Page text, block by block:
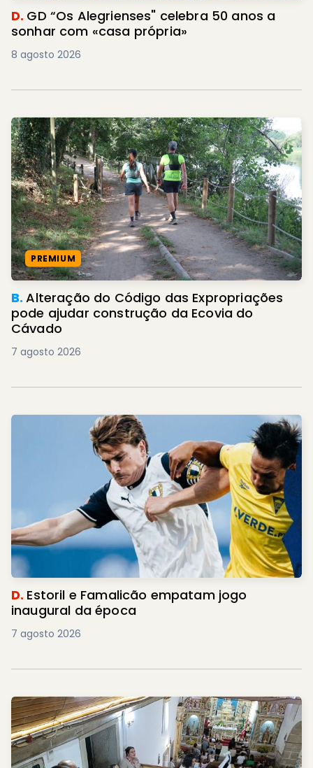
D. GD “Os Alegrienses" celebra 50 anos a
sonhar com «casa própria»
8 agosto 2026
PREMIUM
B.Alteração do Código das Expropriações
pode ajudar construção da Ecovia do
Cávado
7 agosto 2026
D. Estoril e Famalicão empatam jogo
inaugural da época
7 agosto 2026